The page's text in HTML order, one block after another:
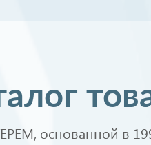
основанной в